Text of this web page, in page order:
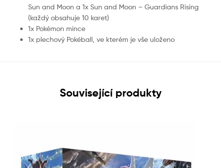
Sun and Moon a 1x Sun and Moon – Guardians Rising
(každý obsahuje 10 karet)
1x Pokémon mince
1x plechový Pokéball, ve kterém je vše uloženo
Související produkty